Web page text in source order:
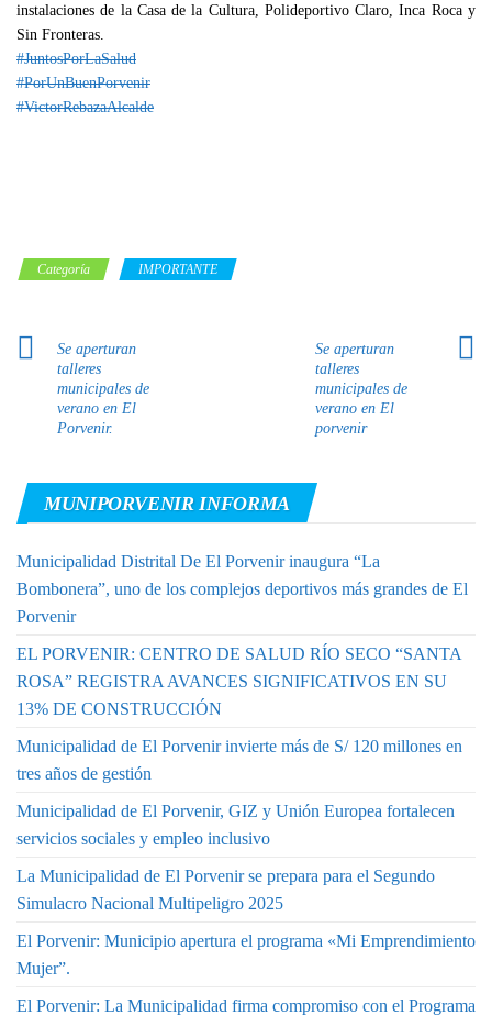
instalaciones de la Casa de la Cultura, Polideportivo Claro, Inca Roca y
Sin Fronteras.
#JuntosPorLaSalud
#PorUnBuenPorvenir
#VictorRebazaAlcalde
Categoría IMPORTANTE
Se aperturan
talleres
municipales de
verano en El
Porvenir.
Se aperturan
talleres
municipales de
verano en El
porvenir
MUNIPORVENIR INFORMA
Municipalidad Distrital De El Porvenir inaugura “La
Bombonera”, uno de los complejos deportivos más grandes de El
Porvenir
EL PORVENIR: CENTRO DE SALUD RÍO SECO “SANTA
ROSA” REGISTRA AVANCES SIGNIFICATIVOS EN SU
13% DE CONSTRUCCIÓN
Municipalidad de El Porvenir invierte más de S/ 120 millones en
tres años de gestión
Municipalidad de El Porvenir, GIZ y Unión Europea fortalecen
servicios sociales y empleo inclusivo
La Municipalidad de El Porvenir se prepara para el Segundo
Simulacro Nacional Multipeligro 2025
El Porvenir: Municipio apertura el programa «Mi Emprendimiento
Mujer”.
El Porvenir: La Municipalidad firma compromiso con el Programa